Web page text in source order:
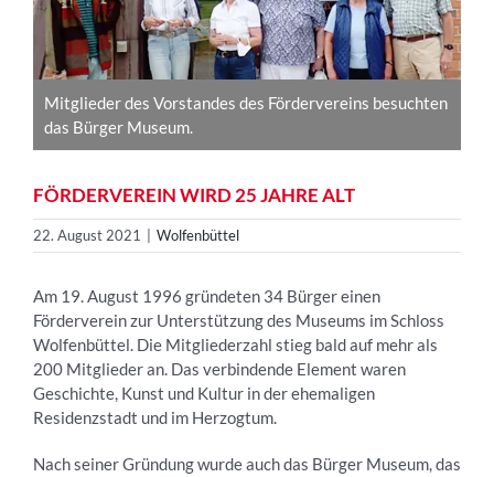
Mitglieder des Vorstandes des Fördervereins besuchten
das Bürger Museum.
FÖRDERVEREIN WIRD 25 JAHRE ALT
22. August 2021 Wolfenbüttel
Am 19. August 1996 gründeten 34 Bürger einen
Förderverein zur Unterstützung des Museums im Schloss
Wolfenbüttel. Die Mitgliederzahl stieg bald auf mehr als
200 Mitglieder an. Das verbindende Element waren
Geschichte, Kunst und Kultur in der ehemaligen
Residenzstadt und im Herzogtum.
Nach seiner Gründung wurde auch das Bürger Museum, das